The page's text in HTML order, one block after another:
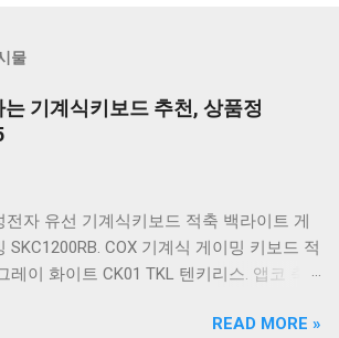
물
기계식키보드 추천, 상품정
전자 유선 기계식키보드 적축 백라이트 게
SKC1200RB. COX 기계식 게이밍 키보드 적
레이 화이트 CK01 TKL 텐키리스. 앱코 축
K560 일반형. 앱코 K517 레트로 기계식 게이
READ MORE »